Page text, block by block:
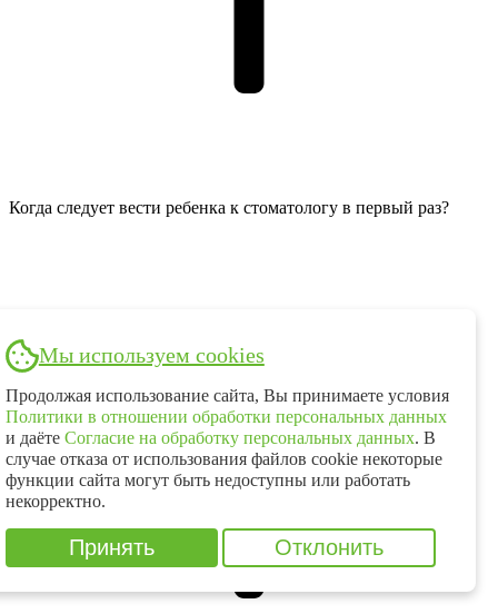
Когда следует вести ребенка к стоматологу в первый раз?
Мы используем cookies
Продолжая использование сайта, Вы принимаете условия
Политики в отношении обработки персональных данных
и даёте Согласие на обработку персональных данных. В
случае отказа от использования файлов cookie некоторые
функции сайта могут быть недоступны или работать
некорректно.
Принять Отклонить